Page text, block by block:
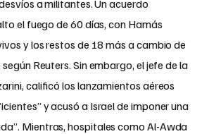
a militantes. Un acuerdo
el fuego de 60 días, con Hamás
y los restos de 18 más a cambio de
Reuters. Sin embargo, el jefe de la
calificó los lanzamientos aéreos
y acusó a Israel de imponer una
Mientras, hospitales como Al-Awda